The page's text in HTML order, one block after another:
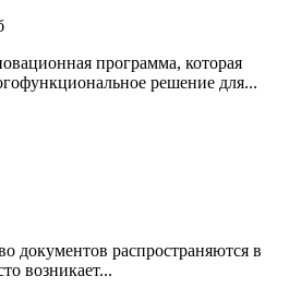
программа, которая
решение для...
документов распространяются в
возникает...